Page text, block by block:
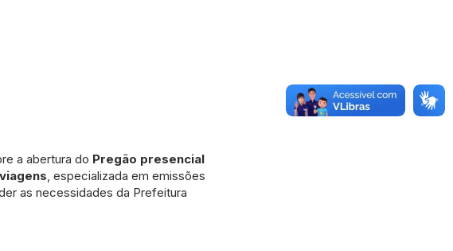
a abertura do Pregão presencial
, especializada em emissões
as necessidades da Prefeitura